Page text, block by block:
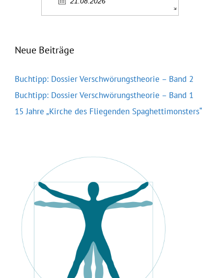
Neue Beiträge
Buchtipp: Dossier Verschwörungstheorie – Band 2
Buchtipp: Dossier Verschwörungstheorie – Band 1
15 Jahre „Kirche des Fliegenden Spaghettimonsters“